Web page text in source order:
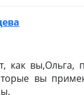
как
вы